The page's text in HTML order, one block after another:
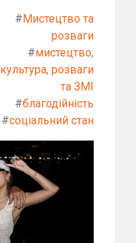
#Мистецтво та
розваги
#мистецтво,
культура, розваги
та ЗМІ
#благодійність
#соціальний стан